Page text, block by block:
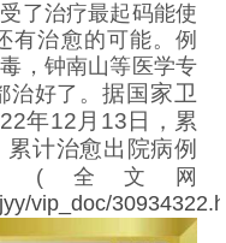
了治疗最起码能使
有治愈的可能。例
，钟南山等医学专
治好了。据国家卫
年12月13日，累
计治愈出院病例
(全文网
vip_doc/